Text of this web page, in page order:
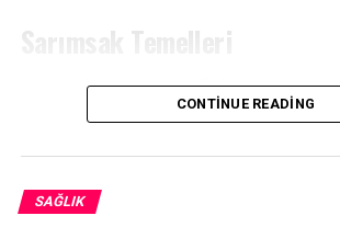
Sarımsak ve soğan, antik Yunan ve
beri yemek pişirmenin bir parçası
önleyici özellikleri nedeniyle) ve
(güllerle değil zambaklarla ilgili
olmak üzere birçok isimle anılmıştır.
CONTINUE READING
SAĞLIK